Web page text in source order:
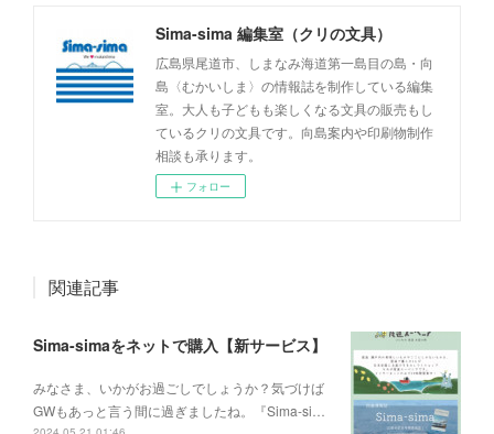
Sima-sima 編集室（クリの文具）
広島県尾道市、しまなみ海道第一島目の島・向
島〈むかいしま〉の情報誌を制作している編集
室。大人も子どもも楽しくなる文具の販売もし
ているクリの文具です。向島案内や印刷物制作
相談も承ります。
フォロー
関連記事
Sima-simaをネットで購入【新サービス】
みなさま、いかがお過ごしでしょうか？気づけば
GWもあっと言う間に過ぎましたね。『Sima-si…